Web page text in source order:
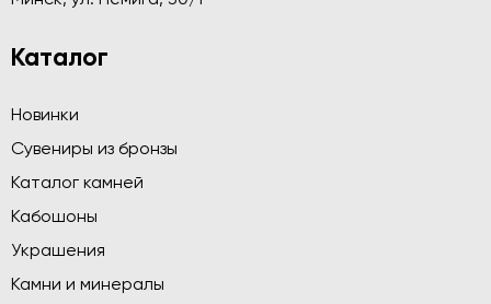
Каталог
Новинки
Сувениры из бронзы
Каталог камней
Кабошоны
Украшения
Камни и минералы